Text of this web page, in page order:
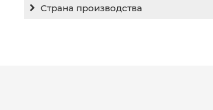
Концентрат
Страна производства